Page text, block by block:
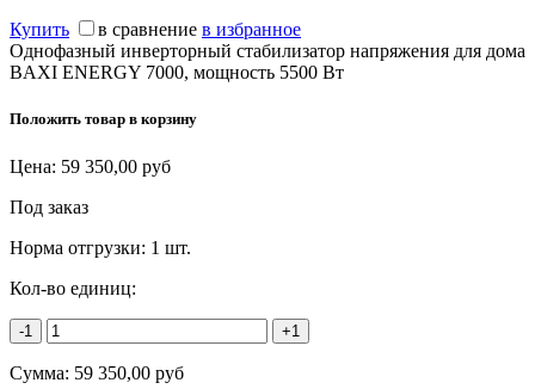
Купить в сравнение в избранное
Однофазный инверторный стабилизатор напряжения для дома
BAXI ENERGY 7000, мощность 5500 Вт
Положить товар в корзину
Цена: 59 350,00 руб
Под заказ
Норма отгрузки: 1 шт.
Кол-во единиц:
-1 +1
Сумма: 59 350,00 руб